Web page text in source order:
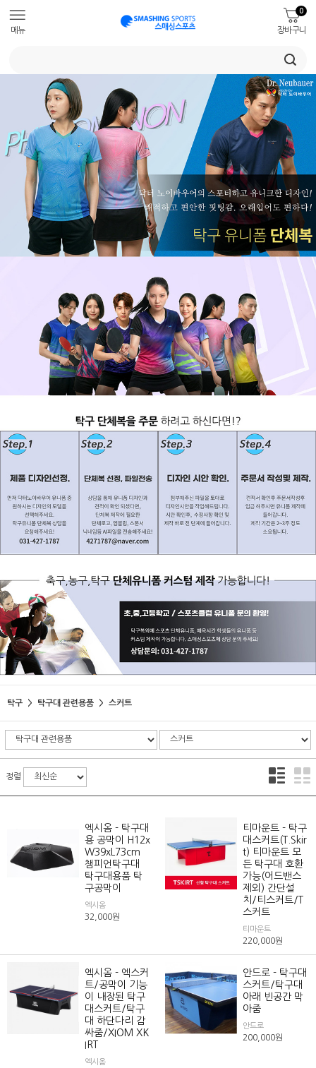
메뉴 장바구니
0
탁구 탁구대 관련용품 스커트
정렬
엑시옴 - 탁구대
용 공막이 H12x
W39xL73cm
챔피언탁구대
탁구대용품 탁
구공막이
엑시옴
32,000원
티마운트 - 탁구
대스커트(T.Skir
t) 티마운트 모
든 탁구대 호환
가능(어드밴스
제외) 간단설
치/티스커트/T
스커트
티마운트
220,000원
엑시옴 - 엑스커
트/공막이 기능
이 내장된 탁구
대스커트/탁구
대 하단다리 감
싸줌/XIOM XK
IRT
엑시옴
안드로 - 탁구대
스커트/탁구대
아래 빈공간 막
아줌
안드로
200,000원